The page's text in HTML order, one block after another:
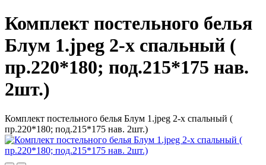
Комплект постельного белья
Блум 1.jpeg 2-х спальный (
пр.220*180; под.215*175 нав.
2шт.)
Комплект постельного белья Блум 1.jpeg 2-х спальный (
пр.220*180; под.215*175 нав. 2шт.)